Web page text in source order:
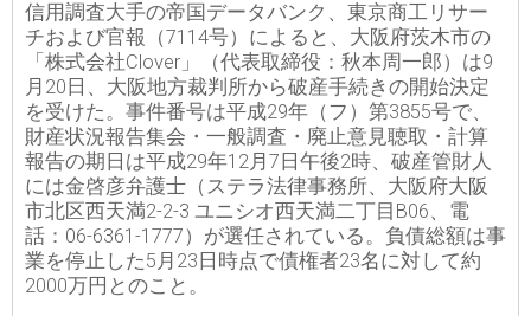
信用調査大手の帝国データバンク、東京商工リサー
チおよび官報（7114号）によると、大阪府茨木市の
「株式会社Clover」（代表取締役：秋本周一郎）は9
月20日、大阪地方裁判所から破産手続きの開始決定
を受けた。事件番号は平成29年（フ）第3855号で、
財産状況報告集会・一般調査・廃止意見聴取・計算
報告の期日は平成29年12月7日午後2時、破産管財人
には金啓彦弁護士（ステラ法律事務所、大阪府大阪
市北区西天満2-2-3 ユニシオ西天満二丁目B06、電
話：06-6361-1777）が選任されている。負債総額は事
業を停止した5月23日時点で債権者23名に対して約
2000万円とのこと。